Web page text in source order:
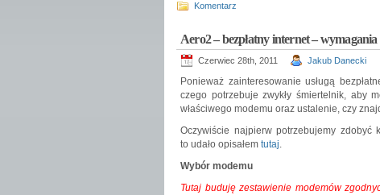
Komentarz
Aero2 – bezpłatny internet – wymagania
Czerwiec 28th, 2011 Jakub Danecki
Ponieważ zainteresowanie usługą
czego potrzebuje zwykły śmiertelnik, aby
właściwego modemu oraz ustalenie, czy
Oczywiście najpierw potrzebujemy zdobyć
to udało opisałem tutaj.
Wybór modemu
Tutaj buduję zestawienie modemów